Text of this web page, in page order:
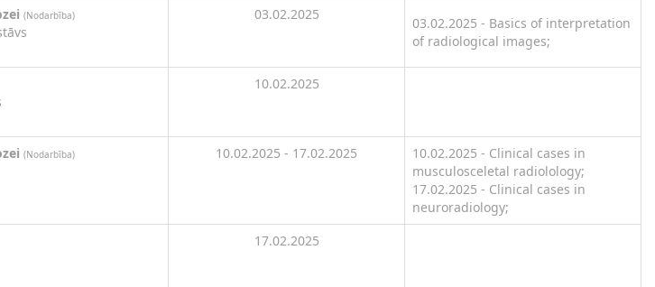
(Nodarbība) 03.02.2025
03.02.2025 - Basics of interpretation
of radiological images;
10.02.2025
(Nodarbība) 10.02.2025 - 17.02.2025
10.02.2025 - Clinical cases in
musculosceletal radiolology;
17.02.2025 - Clinical cases in
neuroradiology;
17.02.2025